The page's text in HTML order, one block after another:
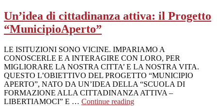
Un’idea di cittadinanza attiva: il Progetto
“MunicipioAperto”
LE ISITUZIONI SONO VICINE. IMPARIAMO A
CONOSCERLE E A INTERAGIRE CON LORO, PER
MIGLIORARE LA NOSTRA CITTA’ E LA NOSTRA VITA.
QUESTO L’OBIETTIVO DEL PROGETTO “MUNICIPIO
APERTO”, NATO DA UN’IDEA DELLA “SCUOLA DI
FORMAZIONE ALLA CITTADINANZA ATTIVA –
LIBERTIAMOCI” E … Continue reading